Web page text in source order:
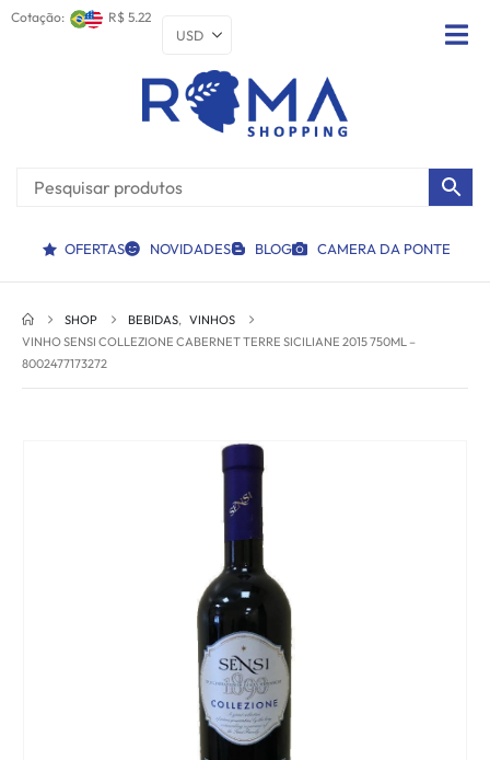
Cotação: R$ 5.22
OFERTAS NOVIDADES BLOG CAMERA DA PONTE
SHOP BEBIDAS, VINHOS
VINHO SENSI COLLEZIONE CABERNET TERRE SICILIANE 2015 750ML –
8002477173272